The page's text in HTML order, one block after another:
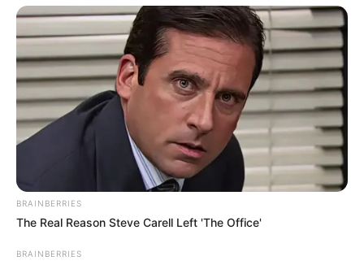
TEMAS RELACIONADOS
MAGDALENA RÍO MAGDALENA JEP NOTICIAS
MANTÉNGASE EN ALERTA
Tenemos todas las noticias que le
interesan. Para estar bien informado, por
favor, active las notificaciones de Alerta.
BRAINBERRIES
The Real Reason Steve Carell Left 'The Office'
BRAINBERRIES